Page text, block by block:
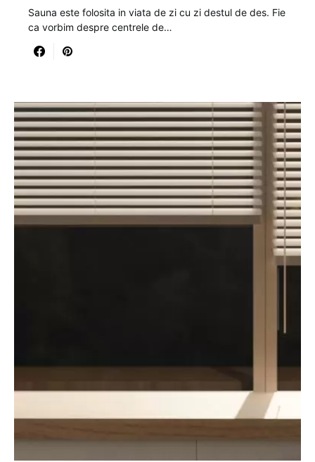
Sauna este folosita in viata de zi cu zi destul de des. Fie
ca vorbim despre centrele de…